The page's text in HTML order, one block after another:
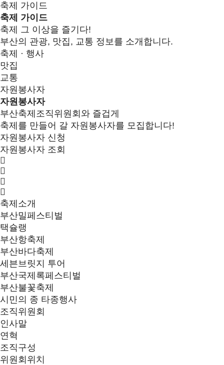
축제 가이드
축제 가이드
축제 그 이상을 즐기다!
부산의 관광, 맛집, 교통 정보를 소개합니다.
축제 · 행사
맛집
교통
자원봉사자
자원봉사자
부산축제조직위원회와 즐겁게
축제를 만들어 갈 자원봉사자를 모집합니다!
자원봉사자 신청
자원봉사자 조회
축제소개
부산밀페스티벌
택슐랭
부산항축제
부산바다축제
세븐브릿지 투어
부산국제록페스티벌
부산불꽃축제
시민의 종 타종행사
조직위원회
인사말
연혁
조직구성
위원회위치